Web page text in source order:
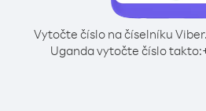
Vytočte číslo na číselníku Viber.
Uganda vytočte číslo takto: